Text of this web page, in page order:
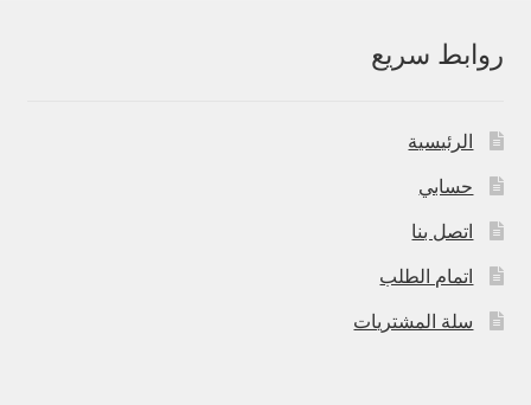
روابط سريع
الرئيسية
حسابي
اتصل بنا
اتمام الطلب
سلة المشتريات